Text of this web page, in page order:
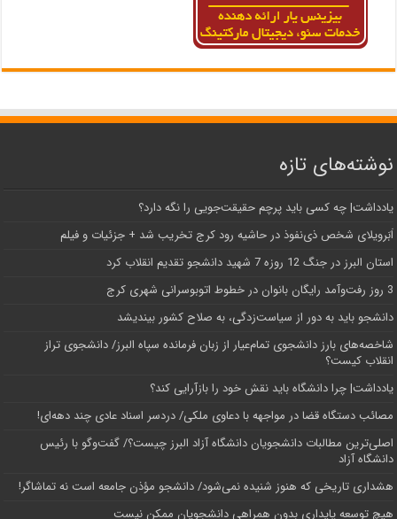
نوشته‌های تازه
یادداشت| ‌چه کسی باید پرچم حقیقت‌جویی را نگه دارد؟
اَبَر‌ویلای شخص ذی‌نفوذ در حاشیه‌ رود کرج تخریب شد + جزئیات و فیلم
استان البرز در جنگ 12 روزه 7 شهید دانشجو تقدیم انقلاب کرد
3 روز رفت‌وآمد رایگان بانوان در خطوط اتوبوسرانی شهری کرج
دانشجو باید به دور از سیاست‌زدگی، به صلاح کشور بیندیشد
شاخصه‌های بارز دانشجوی تمام‌عیار از زبان فرمانده سپاه البرز/ دانشجوی تراز
انقلاب کیست؟
یادداشت| چرا دانشگاه باید نقش خود را بازآرایی کند؟
مصائب دستگاه قضا در مواجهه با دعاوی ملکی/ دردسر اسناد عادی چند‌ دهه‌ای!
اصلی‌ترین مطالبات دانشجویان دانشگاه آزاد البرز چیست؟/ گفت‌وگو با رئیس
دانشگاه آز‌اد
هشداری تاریخی که هنوز شنیده نمی‌شود/ دانشجو مؤذن جامعه است نه تماشاگر!
هیچ توسعه پایداری بدون همراهی دانشجویان ممکن نیست